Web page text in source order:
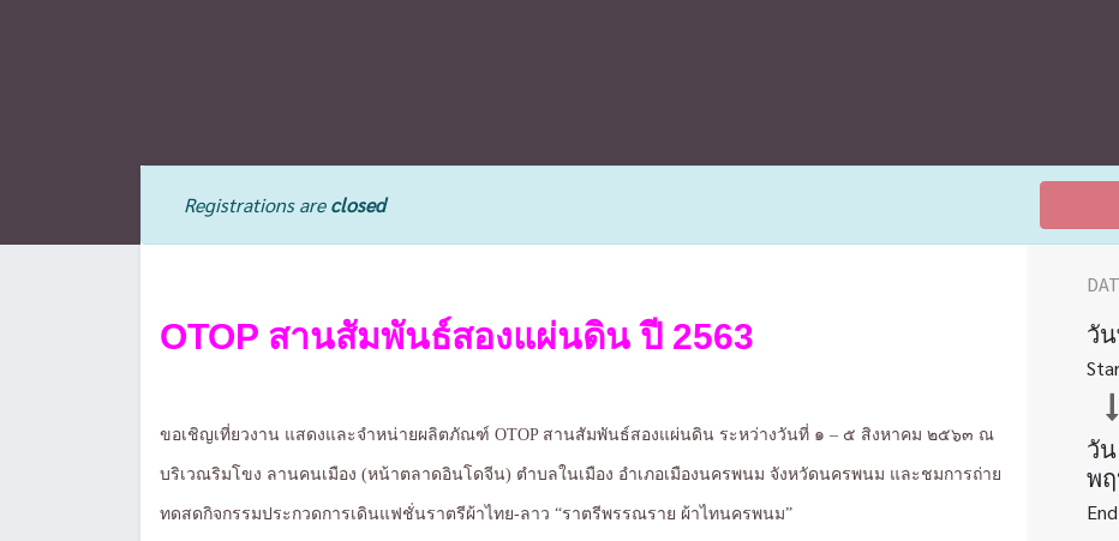
Registrations areclosed
OTOP สานสัมพันธ์สองแผ่นดิน ปี 2563
ขอเชิญเที่ยวงาน แสดงและจำหน่ายผลิตภัณฑ์ OTOP สานสัมพันธ์สองแผ่นดิน ระหว่างวันที่ ๑ – ๕ สิงหาคม ๒๕๖๓ ณ
บริเวณริมโขง ลานคนเมือง (หน้าตลาดอินโดจีน) ตำบลในเมือง อำเภอเมืองนครพนม จังหวัดนครพนม และชมการถ่าย
ทดสดกิจกรรมประกวดการเดินแฟชั่นราตรีผ้าไทย-ลาว “ราตรีพรรณราย ผ้าไทนครพนม”
วั
วัน
พ